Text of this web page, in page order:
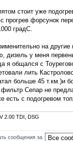
стоит уже
прогрев форсунок
градC.
на
дизель у меня
я общался с
лить
больше 45 т.км.)и
Сепар не
есть с подогревом
2.00 TDI, DSG
сообщения за: